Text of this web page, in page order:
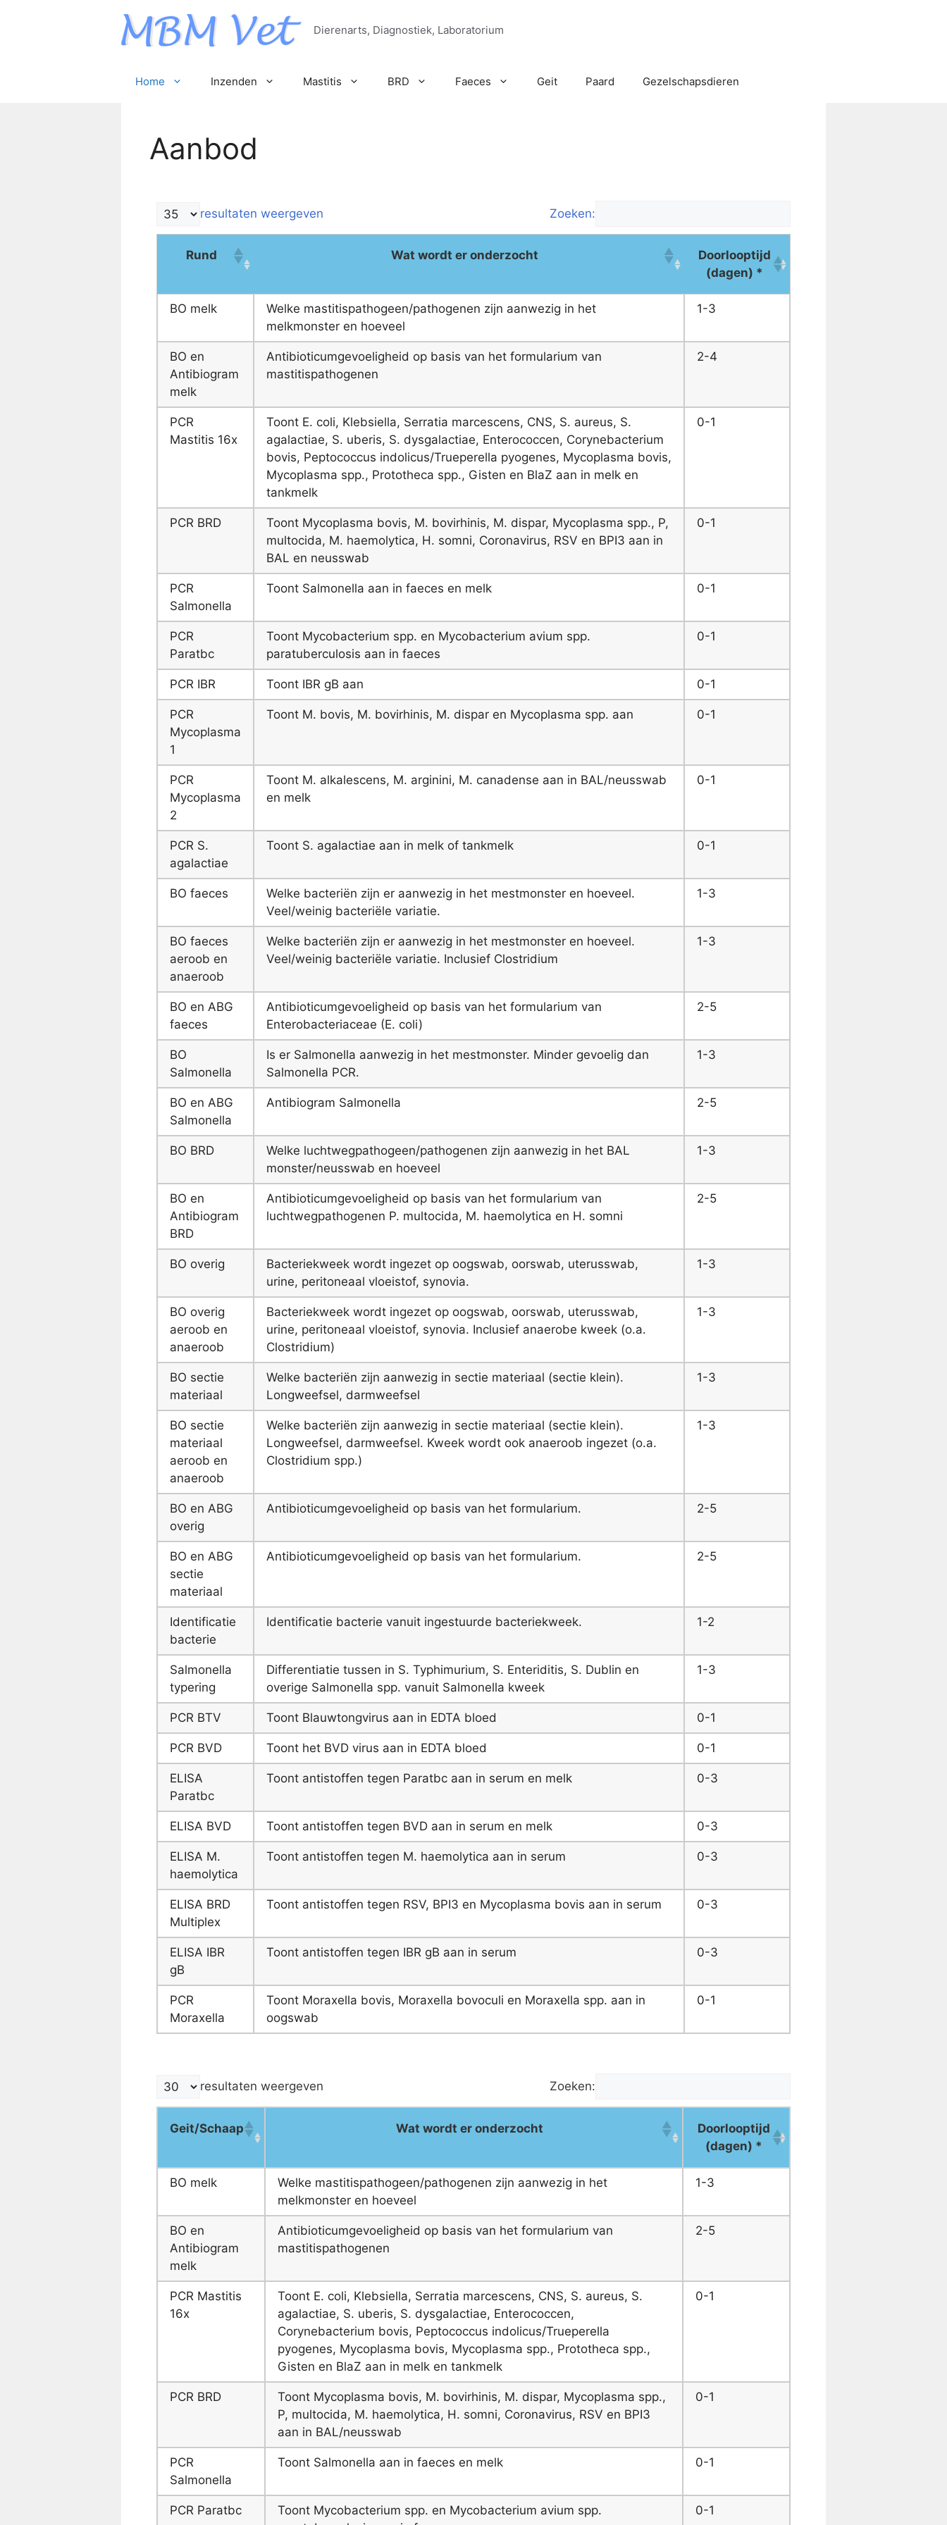
Dierenarts, Diagnostiek, Laboratorium
Home Inzenden Mastitis BRD Faeces Geit Paard Gezelschapsdieren
Aanbod
resultaten weergeven Zoeken:
Rund Wat wordt er onderzocht
Doorlooptijd
(dagen) *
BO melk
Welke mastitispathogeen/pathogenen zijn aanwezig in het
melkmonster en hoeveel
1-3
BO en
Antibiogram
melk
Antibioticumgevoeligheid op basis van het formularium van
mastitispathogenen
2-4
PCR
Mastitis 16x
Toont E. coli, Klebsiella, Serratia marcescens, CNS, S. aureus, S.
agalactiae, S. uberis, S. dysgalactiae, Enterococcen, Corynebacterium
bovis, Peptococcus indolicus/Trueperella pyogenes, Mycoplasma bovis,
Mycoplasma spp., Prototheca spp., Gisten en BlaZ aan in melk en
tankmelk
0-1
PCR BRD
Toont Mycoplasma bovis, M. bovirhinis, M. dispar, Mycoplasma spp., P,
multocida, M. haemolytica, H. somni, Coronavirus, RSV en BPI3 aan in
BAL en neusswab
0-1
PCR
Salmonella
Toont Salmonella aan in faeces en melk 0-1
PCR
Paratbc
Toont Mycobacterium spp. en Mycobacterium avium spp.
paratuberculosis aan in faeces
0-1
PCR IBR Toont IBR gB aan 0-1
PCR
Mycoplasma
1
Toont M. bovis, M. bovirhinis, M. dispar en Mycoplasma spp. aan 0-1
PCR
Mycoplasma
2
Toont M. alkalescens, M. arginini, M. canadense aan in BAL/neusswab
en melk
0-1
PCR S.
agalactiae
Toont S. agalactiae aan in melk of tankmelk 0-1
BO faeces
Welke bacteriën zijn er aanwezig in het mestmonster en hoeveel.
Veel/weinig bacteriële variatie.
1-3
BO faeces
aeroob en
anaeroob
Welke bacteriën zijn er aanwezig in het mestmonster en hoeveel.
Veel/weinig bacteriële variatie. Inclusief Clostridium
1-3
BO en ABG
faeces
Antibioticumgevoeligheid op basis van het formularium van
Enterobacteriaceae (E. coli)
2-5
BO
Salmonella
Is er Salmonella aanwezig in het mestmonster. Minder gevoelig dan
Salmonella PCR.
1-3
BO en ABG
Salmonella
Antibiogram Salmonella 2-5
BO BRD
Welke luchtwegpathogeen/pathogenen zijn aanwezig in het BAL
monster/neusswab en hoeveel
1-3
BO en
Antibiogram
BRD
Antibioticumgevoeligheid op basis van het formularium van
luchtwegpathogenen P. multocida, M. haemolytica en H. somni
2-5
BO overig
Bacteriekweek wordt ingezet op oogswab, oorswab, uterusswab,
urine, peritoneaal vloeistof, synovia.
1-3
BO overig
aeroob en
anaeroob
Bacteriekweek wordt ingezet op oogswab, oorswab, uterusswab,
urine, peritoneaal vloeistof, synovia. Inclusief anaerobe kweek (o.a.
Clostridium)
1-3
BO sectie
materiaal
Welke bacteriën zijn aanwezig in sectie materiaal (sectie klein).
Longweefsel, darmweefsel
1-3
BO sectie
materiaal
aeroob en
anaeroob
Welke bacteriën zijn aanwezig in sectie materiaal (sectie klein).
Longweefsel, darmweefsel. Kweek wordt ook anaeroob ingezet (o.a.
Clostridium spp.)
1-3
BO en ABG
overig
Antibioticumgevoeligheid op basis van het formularium. 2-5
BO en ABG
sectie
materiaal
Antibioticumgevoeligheid op basis van het formularium. 2-5
Identificatie
bacterie
Identificatie bacterie vanuit ingestuurde bacteriekweek. 1-2
Salmonella
typering
Differentiatie tussen in S. Typhimurium, S. Enteriditis, S. Dublin en
overige Salmonella spp. vanuit Salmonella kweek
1-3
PCR BTV Toont Blauwtongvirus aan in EDTA bloed 0-1
PCR BVD Toont het BVD virus aan in EDTA bloed 0-1
ELISA
Paratbc
Toont antistoffen tegen Paratbc aan in serum en melk 0-3
ELISA BVD Toont antistoffen tegen BVD aan in serum en melk 0-3
ELISA M.
haemolytica
Toont antistoffen tegen M. haemolytica aan in serum 0-3
ELISA BRD
Multiplex
Toont antistoffen tegen RSV, BPI3 en Mycoplasma bovis aan in serum 0-3
ELISA IBR
gB
Toont antistoffen tegen IBR gB aan in serum 0-3
PCR
Moraxella
Toont Moraxella bovis, Moraxella bovoculi en Moraxella spp. aan in
oogswab
0-1
resultaten weergeven Zoeken:
Geit/Schaap Wat wordt er onderzocht
Doorlooptijd
(dagen) *
BO melk
Welke mastitispathogeen/pathogenen zijn aanwezig in het
melkmonster en hoeveel
1-3
BO en
Antibiogram
melk
Antibioticumgevoeligheid op basis van het formularium van
mastitispathogenen
2-5
PCR Mastitis
16x
Toont E. coli, Klebsiella, Serratia marcescens, CNS, S. aureus, S.
agalactiae, S. uberis, S. dysgalactiae, Enterococcen,
Corynebacterium bovis, Peptococcus indolicus/Trueperella
pyogenes, Mycoplasma bovis, Mycoplasma spp., Prototheca spp.,
Gisten en BlaZ aan in melk en tankmelk
0-1
PCR BRD
Toont Mycoplasma bovis, M. bovirhinis, M. dispar, Mycoplasma spp.,
P, multocida, M. haemolytica, H. somni, Coronavirus, RSV en BPI3
aan in BAL/neusswab
0-1
PCR
Salmonella
Toont Salmonella aan in faeces en melk 0-1
PCR Paratbc
Toont Mycobacterium spp. en Mycobacterium avium spp.
0-1